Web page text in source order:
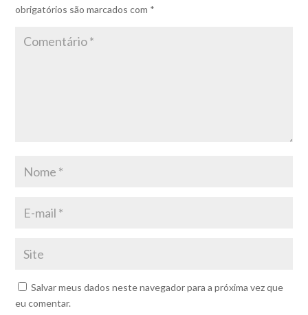
obrigatórios são marcados com *
Salvar meus dados neste navegador para a próxima vez que
eu comentar.